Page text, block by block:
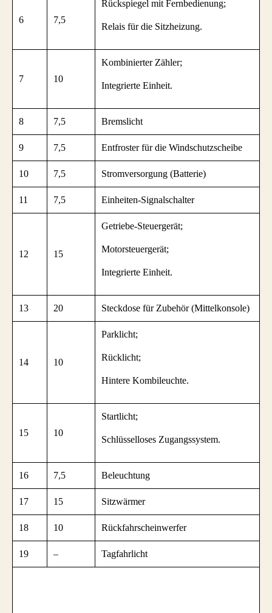
6 7,5
Rückspiegel mit Fernbedienung;
Relais für die Sitzheizung.
7 10
Kombinierter Zähler;
Integrierte Einheit.
8 7,5 Bremslicht
9 7,5 Entfroster für die Windschutzscheibe
10 7,5 Stromversorgung (Batterie)
11 7,5 Einheiten-Signalschalter
12 15
Getriebe-Steuergerät;
Motorsteuergerät;
Integrierte Einheit.
13 20 Steckdose für Zubehör (Mittelkonsole)
14 10
Parklicht;
Rücklicht;
Hintere Kombileuchte.
15 10
Startlicht;
Schlüsselloses Zugangssystem.
16 7,5 Beleuchtung
17 15 Sitzwärmer
18 10 Rückfahrscheinwerfer
19 – Tagfahrlicht